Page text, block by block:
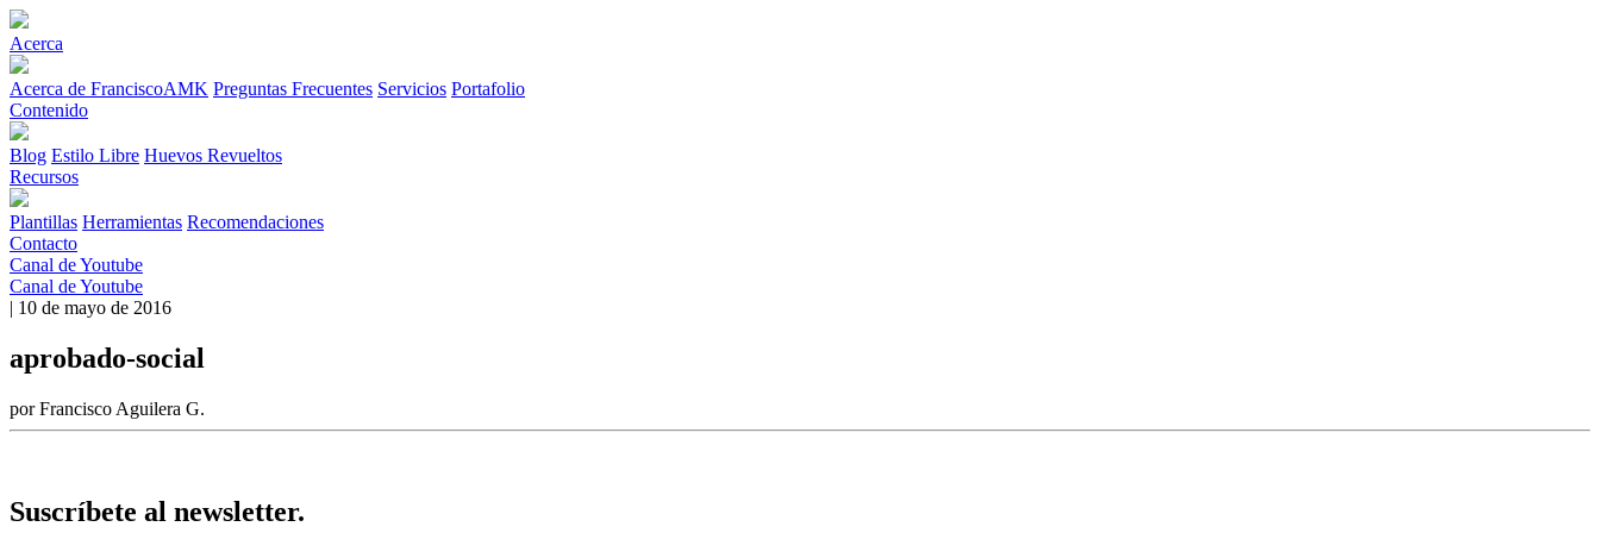
Acerca
Acerca de FranciscoAMK Preguntas Frecuentes Servicios Portafolio
Contenido
Blog Estilo Libre Huevos Revueltos
Recursos
Plantillas Herramientas Recomendaciones
Contacto
Canal de Youtube
Canal de Youtube
| 10 de mayo de 2016
aprobado-social
por Francisco Aguilera G.
Suscríbete al newsletter.